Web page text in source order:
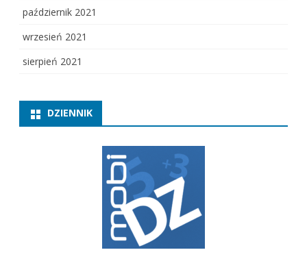
październik 2021
wrzesień 2021
sierpień 2021
DZIENNIK